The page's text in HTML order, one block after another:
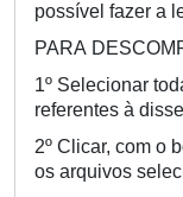
possível fazer a
PARA
1º Selecionar
referentes à disse
2º Clicar, com o
os arquivos